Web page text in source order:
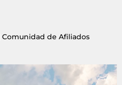
Comunidad de Afiliados